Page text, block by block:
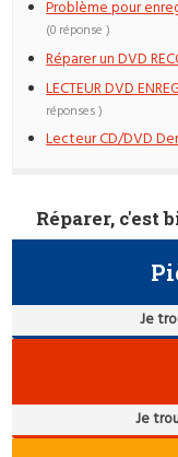
Problème pour
(0 réponse )
Réparer un DVD
LECTEUR DVD
réponses )
Lecteur CD/DVD
Réparer, c'est
Je
Je